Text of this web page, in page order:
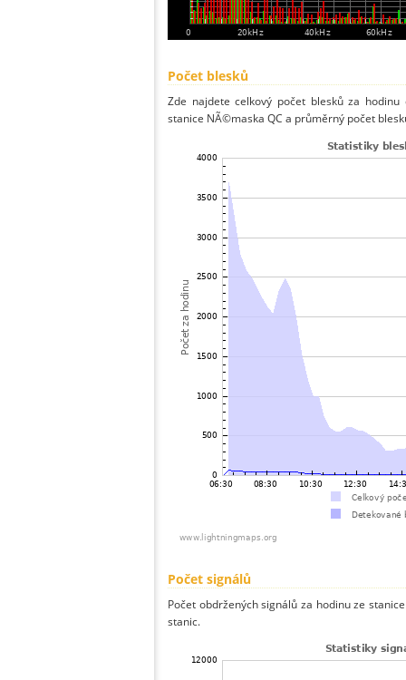
Počet blesků
Zde najdete celkový počet blesků za
stanice NÃ©maska QC a průměrný počet
Počet signálů
Počet obdržených signálů za hodinu ze
stanic.